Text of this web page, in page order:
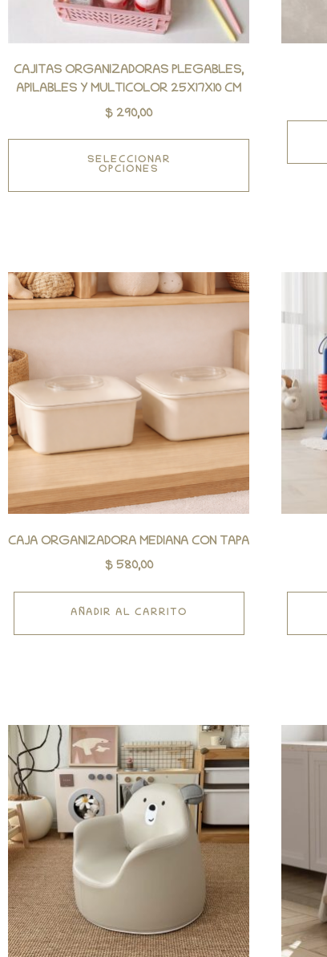
CAJITAS ORGANIZADORAS PLEGABLES,
APILABLES Y MULTICOLOR 25X17X10 CM
$ 290,00
SELECCIONAR
OPCIONES
CAJA ORGANIZADORA MEDIANA CON TAPA
$580,00
AÑADIR AL CARRITO